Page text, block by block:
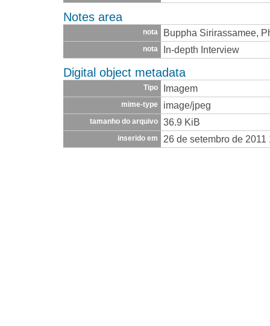
Notes area
nota Buppha Sirirassamee,
nota In-depth Interview
Digital object metadata
Tipo Imagem
mime-type image/jpeg
tamanho do arquivo 36.9 KiB
inserido em 26 de setembro de 2011